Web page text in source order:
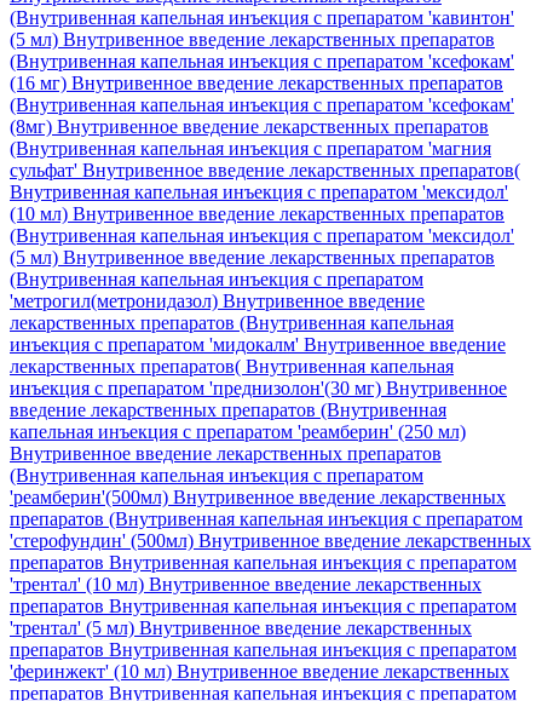
(Внутривенная капельная инъекция с препаратом 'кавинтон'
(5 мл) Внутривенное введение лекарственных препаратов
(Внутривенная капельная инъекция с препаратом 'ксефокам'
(16 мг) Внутривенное введение лекарственных препаратов
(Внутривенная капельная инъекция с препаратом 'ксефокам'
(8мг) Внутривенное введение лекарственных препаратов
(Внутривенная капельная инъекция с препаратом 'магния
сульфат' Внутривенное введение лекарственных препаратов(
Внутривенная капельная инъекция с препаратом 'мексидол'
(10 мл) Внутривенное введение лекарственных препаратов
(Внутривенная капельная инъекция с препаратом 'мексидол'
(5 мл) Внутривенное введение лекарственных препаратов
(Внутривенная капельная инъекция с препаратом
'метрогил(метронидазол) Внутривенное введение
лекарственных препаратов (Внутривенная капельная
инъекция с препаратом 'мидокалм' Внутривенное введение
лекарственных препаратов( Внутривенная капельная
инъекция с препаратом 'преднизолон'(30 мг) Внутривенное
введение лекарственных препаратов (Внутривенная
капельная инъекция с препаратом 'реамберин' (250 мл)
Внутривенное введение лекарственных препаратов
(Внутривенная капельная инъекция с препаратом
'реамберин'(500мл) Внутривенное введение лекарственных
препаратов (Внутривенная капельная инъекция с препаратом
'стерофундин' (500мл) Внутривенное введение лекарственных
препаратов Внутривенная капельная инъекция с препаратом
'трентал' (10 мл) Внутривенное введение лекарственных
препаратов Внутривенная капельная инъекция с препаратом
'трентал' (5 мл) Внутривенное введение лекарственных
препаратов Внутривенная капельная инъекция с препаратом
'феринжект' (10 мл) Внутривенное введение лекарственных
препаратов Внутривенная капельная инъекция с препаратом